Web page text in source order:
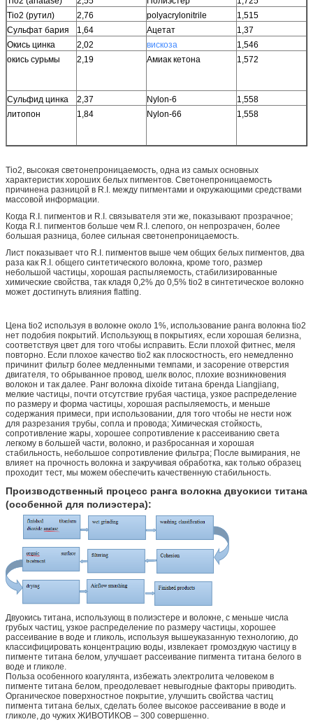
Tio2 (рутил)
2,76 polyacrylonitrile
1,515
Сульфат бария
1,64 Ацетат
1,37
Окись цинка
2,02 вискоза
1,546
окись сурьмы
2,19 Амиак кетона 1,572
Сульфид цинка 2,37 Nylon-6
1,558
литопон
1,84 Nylon-66 1,558
Tio2, высокая светонепроницаемость, одна из самых основных
характеристик хороших белых пигментов. Светонепроницаемость
причинена разницой в R.I. между пигментами и окружающими средствами
массовой информации.
Когда R.I. пигментов и R.I. связывателя эти же, показывают прозрачное;
Когда R.I. пигментов больше чем R.I. слепого, он непрозрачен, более
большая разница, более сильная светонепроницаемость.
Лист показывает что R.I. пигментов выше чем общих белых пигментов, два
раза как R.I. общего синтетического волокна, кроме того, размер
небольшой частицы, хорошая распыляемость, стабилизированные
химические свойства, так кладя 0,2% до 0,5% tio2 в синтетическое волокно
может достигнуть влияния flatting.
Цена tio2 используя в волокне около 1%, использование ранга волокна tio2
нет подобия покрытий. Использующ в покрытиях, если хорошая белизна,
соответствуя цвет для того чтобы исправить. Если плохой фитнес, меля
повторно. Если плохое качество tio2 как плоскостность, его немедленно
причинит фильтр более медленными темпами, и засорение отверстия
двигателя, то обрыванное провод, шелк волос, плохие возникновения
волокон и так далее. Ранг волокна dixoide титана бренда Liangjiang,
мелкие частицы, почти отсутствие грубая частица, узкое распределение
по размеру и форма частицы, хорошая распыляемость, и меньше
содержания примеси, при использовании, для того чтобы не нести нож
для разрезания трубы, сопла и провода; Химическая стойкость,
сопротивление жары, хорошее сопротивление к рассеиванию света
легкому в большей части, волокно, и разбросанная и хорошая
стабильность, небольшое сопротивление фильтра; После вымирания, не
влияет на прочность волокна и закручивая обработка, как только образец
проходит тест, мы можем обеспечить качественную стабильность.
Производственный процесс ранга волокна двуокиси титана
(особенной для полиэстера):
Двуокись титана, использующ в полиэстере и волокне, с меньше числа
грубых частиц, узкое распределение по размеру частицы, хорошее
рассеивание в воде и гликоль, используя вышеуказанную технологию, до
классифицировать концентрацию воды, извлекает громоздкую частицу в
пигменте титана белом, улучшает рассеивание пигмента титана белого в
воде и гликоле.
Польза особенного коагулянта, избежать электролита человеком в
пигменте титана белом, преодолевает невыгодные факторы приводить.
Органическое поверхностное покрытие, улучшить свойства частиц
пигмента титана белых, сделать более высокое рассеивание в воде и
гликоле, до чужих ЖИВОТИКОВ – 300 совершенно.